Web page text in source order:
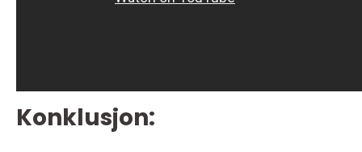
Konklusjon: